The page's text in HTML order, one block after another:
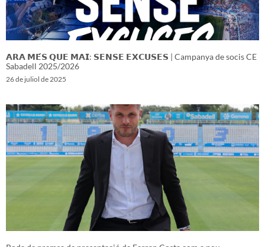
𝗔𝗥𝗔 𝗠𝗘́𝗦 𝗤𝗨𝗘 𝗠𝗔𝗜: 𝗦𝗘𝗡𝗦𝗘 𝗘𝗫𝗖𝗨𝗦𝗘𝗦 | Campanya de socis CE
Sabadell 2025/2026
26 de juliol de 2025